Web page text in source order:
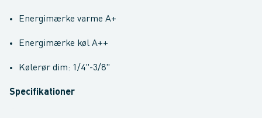
Energimærke varme A+
Energimærke køl A++
Kølerør dim: 1/4"-3/8"
Specifikationer